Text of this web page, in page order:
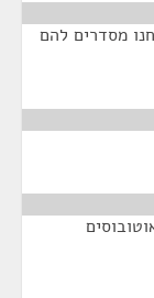
מסדרים להם
אוטובוסים